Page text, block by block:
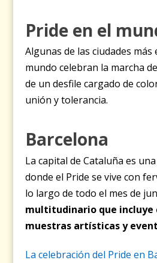
Pride en el
Algunas de las ciudades más
mundo celebran la marcha
de un desfile cargado de
unión y tolerancia.
Barcelona
La capital de Cataluña es
donde el Pride se vive con
lo largo de todo el mes de
multitudinario que incluye
muestras artísticas y
La celebración del Pride en